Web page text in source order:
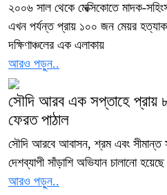
২০০৬ সাল থেকে মেক্সিকোতে মাদক-
এখন পর্যন্ত প্রায় ১০০ জন মেয়র
দক্ষিণাঞ্চলের এক এলাকায়
আরও পড়ুন..
সৌদি আরব এক সপ্তাহে প্রায় ৮
ফেরত পাঠাল
সৌদি আরবে আবাসন, শ্রম এবং সীমান্ত
দেশব্যাপী সাঁড়াশি অভিযান চালানো
আরও পড়ুন..